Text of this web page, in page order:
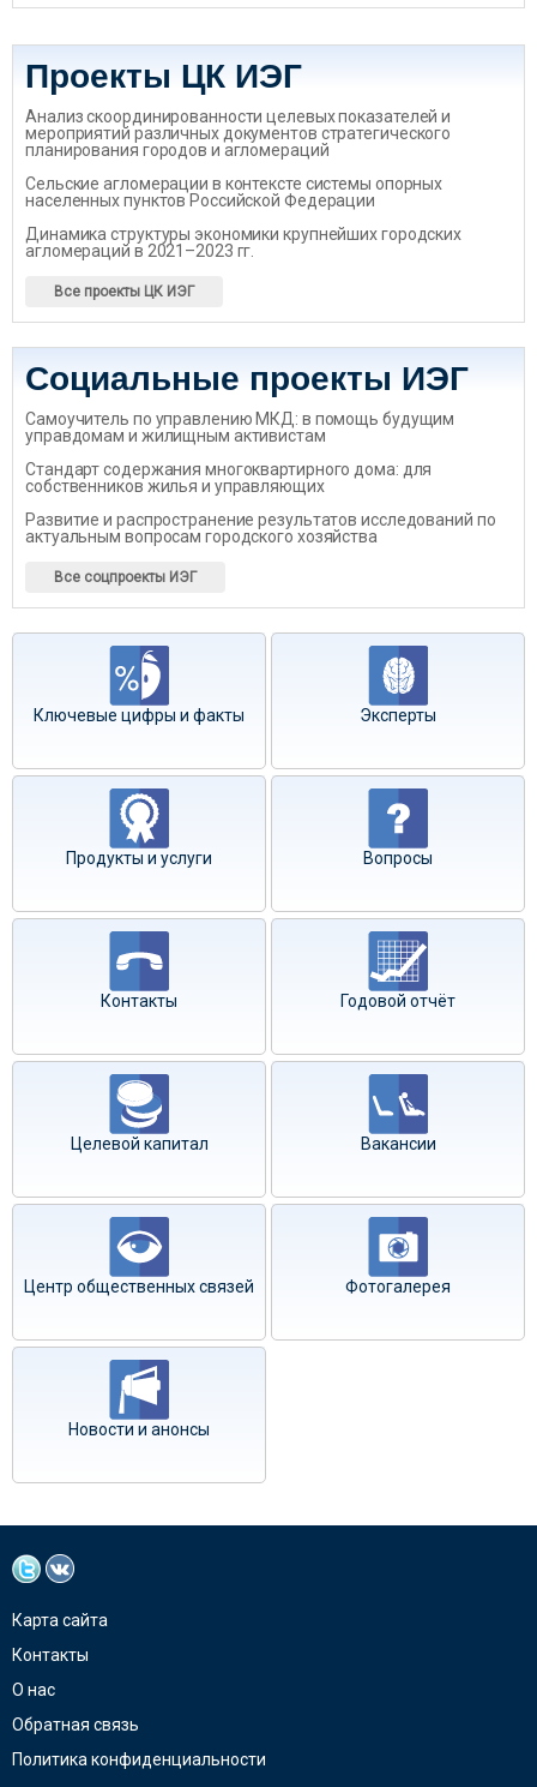
Проекты ЦК ИЭГ
Анализ скоординированности целевых показателей и
мероприятий различных документов стратегического
планирования городов и агломераций
Сельские агломерации в контексте системы опорных
населенных пунктов Российской Федерации
Динамика структуры экономики крупнейших городских
агломераций в 2021–2023 гг.
Все проекты ЦК ИЭГ
Социальные проекты ИЭГ
Самоучитель по управлению МКД: в помощь будущим
управдомам и жилищным активистам
Стандарт содержания многоквартирного дома: для
собственников жилья и управляющих
Развитие и распространение результатов исследований по
актуальным вопросам городского хозяйства
Все соцпроекты ИЭГ
Ключевые цифры и факты Эксперты
Продукты и услуги Вопросы
Контакты Годовой отчёт
Целевой капитал Вакансии
Центр общественных связей Фотогалерея
Новости и анонсы
Карта сайта
Контакты
О нас
Обратная связь
Политика конфиденциальности